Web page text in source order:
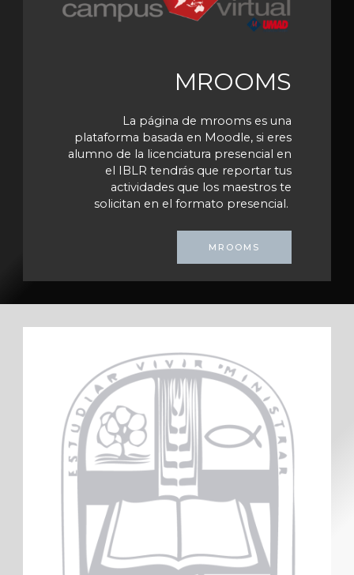
MROOMS
La página de mrooms es una
plataforma basada en Moodle, si eres
alumno de la licenciatura presencial en
el IBLR tendrás que reportar tus
actividades que los maestros te
solicitan en el formato presencial.
MROOMS